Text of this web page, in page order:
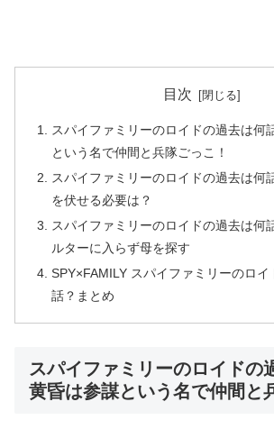
目次
スパイファミリーのロイドの過去は何
という名で仲間と兵隊ごっこ！
スパイファミリーのロイドの過去は何
を伏せる必要は？
スパイファミリーのロイドの過去は何
ルターに入らず母を探す
SPY×FAMILY スパイファミリーのロイ
話？まとめ
スパイファミリーのロイドの
黄昏は参謀という名で仲間と